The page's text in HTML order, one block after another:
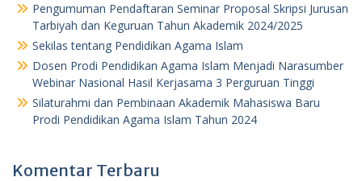
Pengumuman Pendaftaran Seminar Proposal Skripsi Jurusan
Tarbiyah dan Keguruan Tahun Akademik 2024/2025
Sekilas tentang Pendidikan Agama Islam
Dosen Prodi Pendidikan Agama Islam Menjadi Narasumber
Webinar Nasional Hasil Kerjasama 3 Perguruan Tinggi
Silaturahmi dan Pembinaan Akademik Mahasiswa Baru
Prodi Pendidikan Agama Islam Tahun 2024
Komentar Terbaru